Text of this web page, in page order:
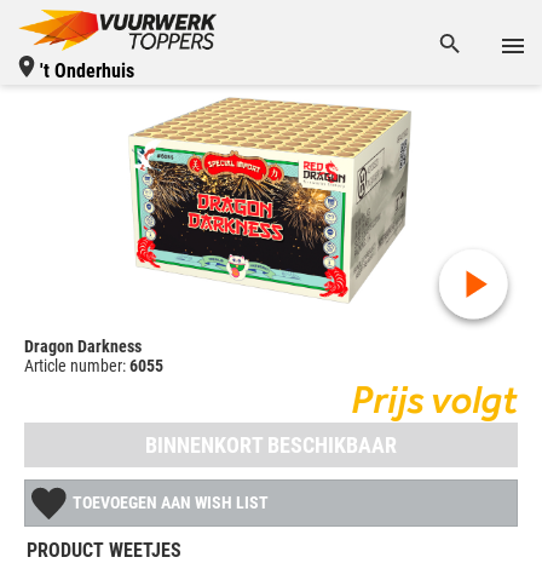
't Onderhuis
Dragon Darkness
Article number:6055
Prijs volgt
BINNENKORT BESCHIKBAAR
TOEVOEGEN AAN WISH LIST
PRODUCT WEETJES